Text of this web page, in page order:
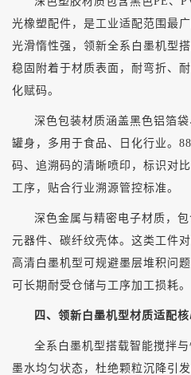
光橡塑配件，是工业适配范围最
光滑惰性强，领新全系白墨机型
稳固附着于材质表面，耐弯折、
化赋码。
深色包装材质涵盖黑色铝箔
罐身，多用于食品、日化行业。
码、追溯码的清晰喷印，标识对
工序，贴合行业溯源管控标准。
深色金属与精密电子材质，
元器件、碳纤纹壳体。这类工件
高清白墨机型可规避墨层堆积问
可长期耐受仓储与工序加工损耗。
四、领新白墨机型材质适配
全系白墨机型搭载智能搅拌
墨水均匀状态，杜绝颗粒沉降引